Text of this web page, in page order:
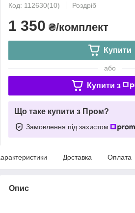
Код: 112630(10)
Роздріб
1 350 ₴/комплект
Купити
або
Купити з
Що таке купити з Пром?
Замовлення під захистом
Доставка Оплата
Опис